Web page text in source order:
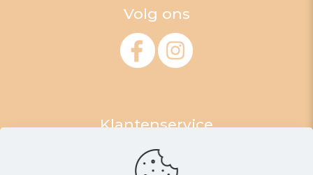
Volg ons
Klantenservice
Algemene Voorwaarden
Retourneren